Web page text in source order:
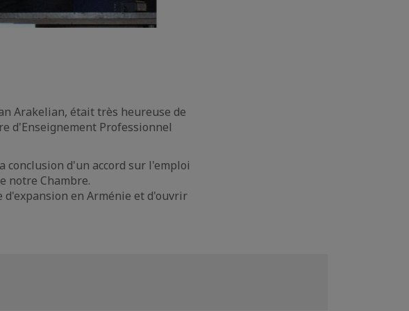
Arakelian, était très heureuse de
d'Enseignement Professionnel
conclusion d'un accord sur l'emploi
notre Chambre.
en Arménie et d'ouvrir